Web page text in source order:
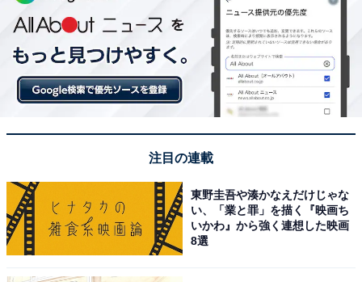
注目の連載
東野圭吾や湊かなえだけじゃな
い、「業と罪」を描く『映画ち
いかわ』から強く連想した映画
8選